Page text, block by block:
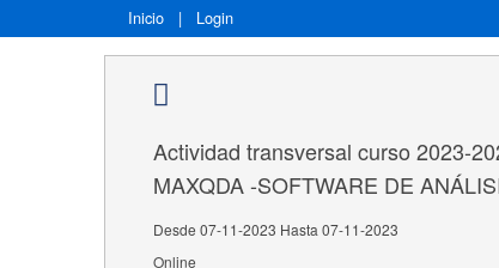
Inicio | Login
Actividad transversal curso 2023-
MAXQDA -SOFTWARE DE
Desde 07-11-2023 Hasta 07-11-2023
Online